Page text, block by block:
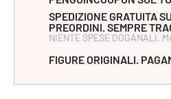
SPEDIZIONE GRATUITA
PREORDINI. SEMPRE
NIENTE SPESE DOGANALI.
FIGURE ORIGINALI.